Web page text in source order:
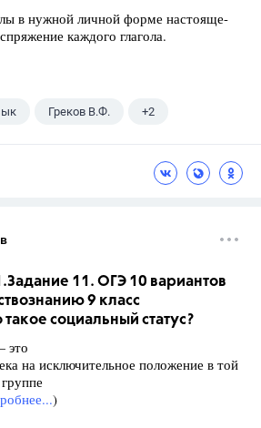
в нужной личной форме настояще-
каждого глагола.
Греков В.Ф. +2
11. ОГЭ 10 вариантов
9 класс
социальный статус?
это
на исключительное положение в той
)